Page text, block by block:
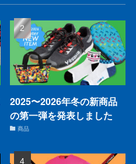
2025〜2026年冬の新商品
の第一弾を発表しました
商品